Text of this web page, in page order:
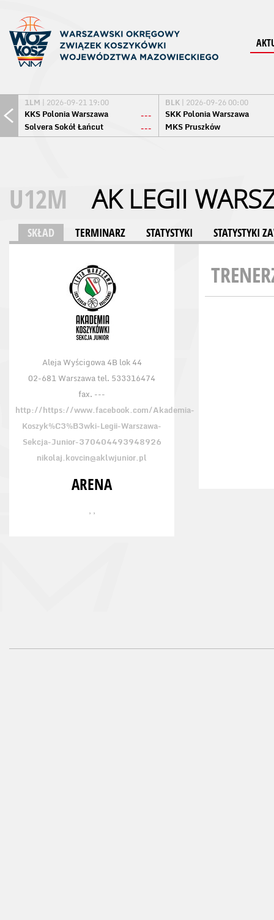
1LM | 2026-09-21 19:00
KKS Polonia Warszawa
---
Solvera Sokół Łańcut
---
BLK | 2026-09-26 00:00
SKK Polonia Warszawa
MKS Pruszków
U12M AK LEGII
SKŁAD TERMINARZ STATYSTYKI STATYSTYKI
Aleja Wyścigowa 4B lok 44
02-681 Warszawa tel. 533316474
fax. ---
http://https://www.facebook.com/Akademia-
Koszyk%C3%B3wki-Legii-Warszawa-
Sekcja-Junior-370404493948926
nikolaj.kovcin@aklwjunior.pl
ARENA
, ,